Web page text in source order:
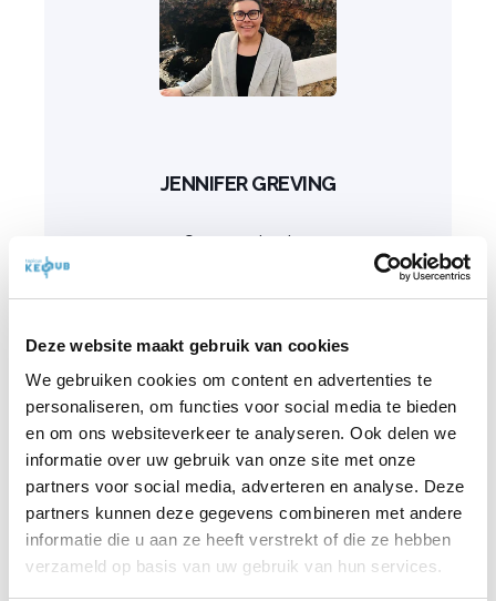
Deze website maakt gebruik van cookies
We gebruiken cookies om content en advertenties te
personaliseren, om functies voor social media te bieden
en om ons websiteverkeer te analyseren. Ook delen we
informatie over uw gebruik van onze site met onze
partners voor social media, adverteren en analyse. Deze
partners kunnen deze gegevens combineren met andere
informatie die u aan ze heeft verstrekt of die ze hebben
verzameld op basis van uw gebruik van hun services.
JENNIFER GREVING
Communication